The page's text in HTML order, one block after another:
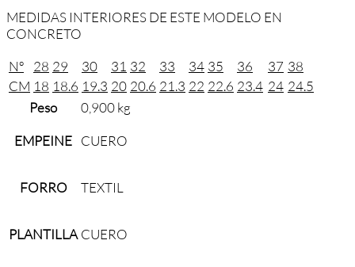
MEDIDAS INTERIORES DE ESTE MODELO EN
CONCRETO
Nº
28 29 30 31 32 33 34 35
36
CM 18 18.6 19.3 20 20.6 21.3 22 22.6 23.4
37 38
24 24.5
Peso
0,900 kg
EMPEINE CUERO
FORRO TEXTIL
PLANTILLA CUERO